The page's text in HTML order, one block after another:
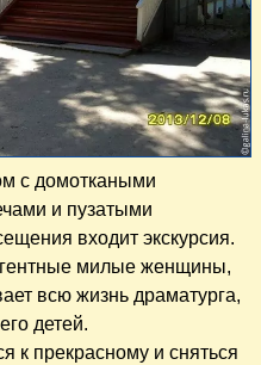
с домоткаными
и пузатыми
входит экскурсия.
милые женщины,
всю жизнь драматурга,
детей.
к прекрасному и сняться